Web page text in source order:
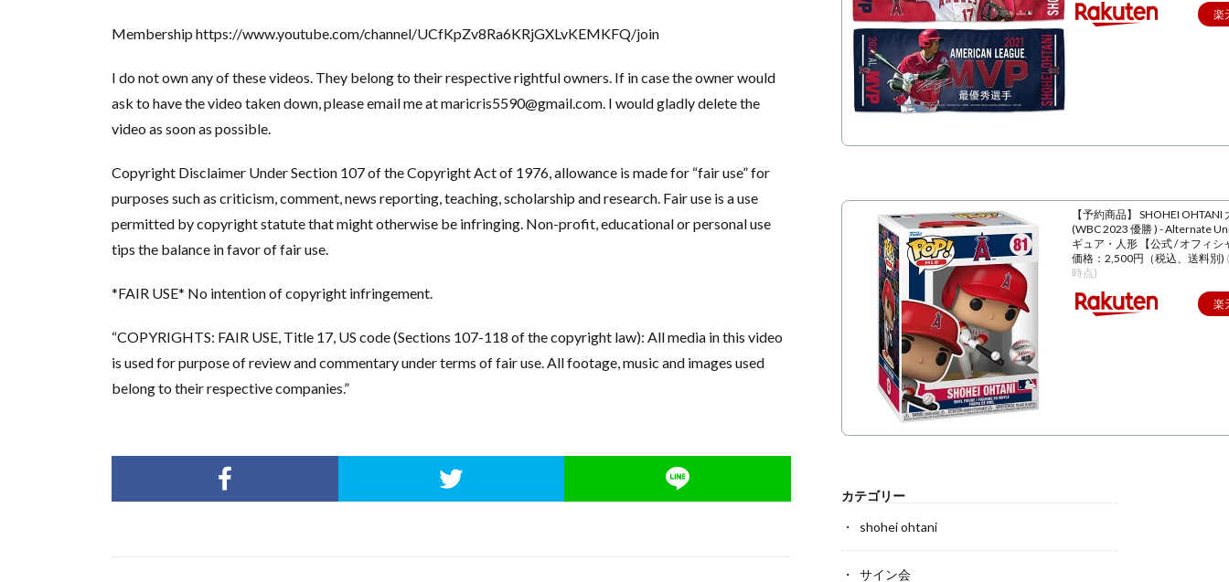
Membership https://www.youtube.com/channel/UCfKpZv8Ra6KRjGXLvKEMKFQ/join
I do not own any of these videos. They belong to their respective rightful owners. If in case the owner would
ask to have the video taken down, please email me at maricris5590@gmail.com. I would gladly delete the
video as soon as possible.
Copyright Disclaimer Under Section 107 of the Copyright Act of 1976, allowance is made for “fair use” for
purposes such as criticism, comment, news reporting, teaching, scholarship and research. Fair use is a use
permitted by copyright statute that might otherwise be infringing. Non-profit, educational or personal use
tips the balance in favor of fair use.
*FAIR USE* No intention of copyright infringement.
“COPYRIGHTS: FAIR USE, Title 17, US code (Sections 107-118 of the copyright law): All media in this video
is used for purpose of review and commentary under terms of fair use. All footage, music and images used
belong to their respective companies.”
楽
【予約商品】 SHOHEI OHTANI
(WBC 2023 優勝 ) - Alternate
ギュア・人形 【公式 / オフィシ
価格：2,500円（税込、送料別)
時点)
楽
カテゴリー
shohei ohtani
サイン会